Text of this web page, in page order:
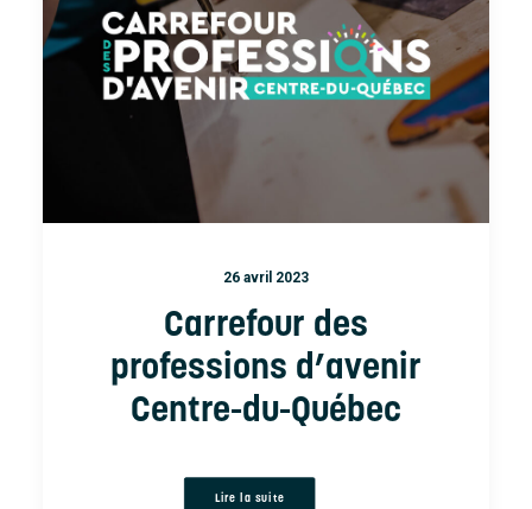
26 avril 2023
Carrefour des
professions d’avenir
Centre-du-Québec
Lire la suite